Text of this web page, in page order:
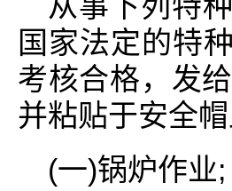
国家法定的特
考核合格，发
并粘贴于安全
(一)锅炉作业;